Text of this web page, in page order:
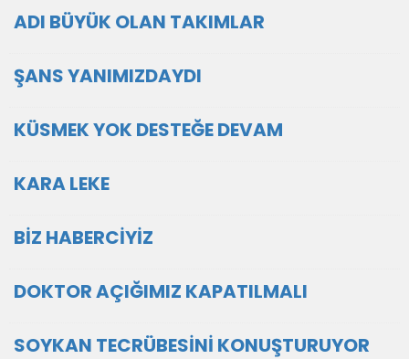
ADI BÜYÜK OLAN TAKIMLAR
ŞANS YANIMIZDAYDI
KÜSMEK YOK DESTEĞE DEVAM
KARA LEKE
BİZ HABERCİYİZ
DOKTOR AÇIĞIMIZ KAPATILMALI
SOYKAN TECRÜBESİNİ KONUŞTURUYOR